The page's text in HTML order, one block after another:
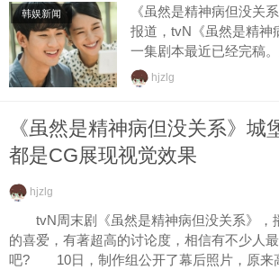
韩娱新闻
《虽然是精神病但没关
报道，tvN《虽然是精神
一集剧本最近已经完稿
这周结束，但是最近梅
会改变计划。...
hjzlg
《虽然是精神病但没关系》城
都是CG展现视觉效果
hjzlg
tvN周末剧《虽然是精神病但没关系》，
的喜爱，有著超高的讨论度，相信有不少人
吧? 10日，制作组公开了幕后照片，原来